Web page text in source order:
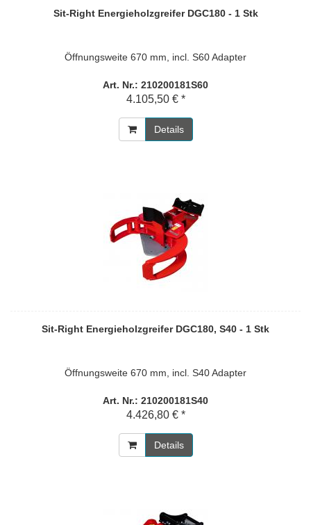
Sit-Right Energieholzgreifer DGC180 - 1 Stk
Öffnungsweite 670 mm, incl. S60 Adapter
Art. Nr.: 210200181S60
4.105,50 € *
Details
Sit-Right Energieholzgreifer DGC180, S40 - 1 Stk
Öffnungsweite 670 mm, incl. S40 Adapter
Art. Nr.: 210200181S40
4.426,80 € *
Details